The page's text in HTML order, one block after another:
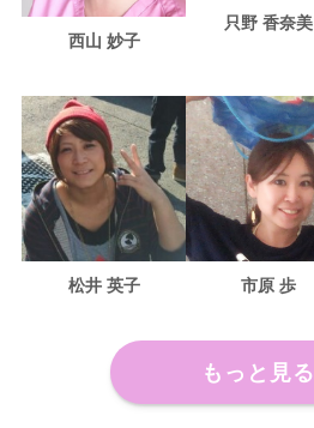
西山 妙子
只野 香奈美
松井 英子 市原 歩
もっと見る